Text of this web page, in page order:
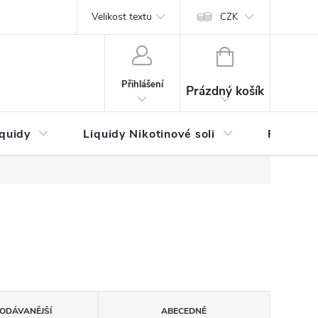
Reklamační řád Vrácení zboží a reklamace
Velikost textu CZK
Přihlášení
NÁKUPNÍ
Prázdný košík
Liquidy Nikotinové soli
ABECEDNĚ